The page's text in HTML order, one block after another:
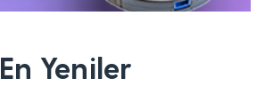
En Yeniler